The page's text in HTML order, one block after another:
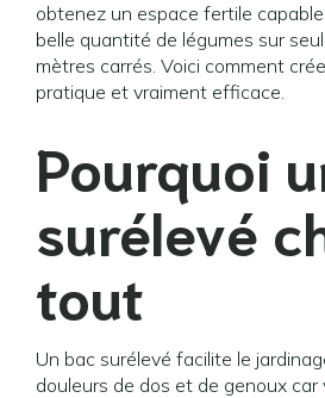
obtenez un espace fertile
belle quantité de légumes sur
mètres carrés. Voici comment
pratique et vraiment efficace.
Pourquoi
surélevé
tout
Un bac surélevé facilite le
douleurs de dos et de genoux car